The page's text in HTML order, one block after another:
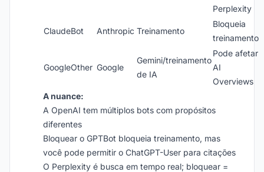
Perplexity
ClaudeBot Anthropic Treinamento
Bloqueia
treinamento
GoogleOther Google
Gemini/treinamento
de IA
Pode afetar
AI
Overviews
A nuance:
A OpenAI tem múltiplos bots com propósitos
diferentes
Bloquear o GPTBot bloqueia treinamento, mas
você pode permitir o ChatGPT-User para citações
O Perplexity é busca em tempo real; bloquear =